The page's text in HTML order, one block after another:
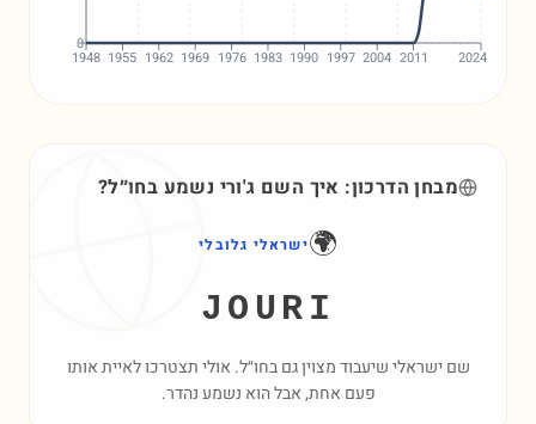
1948 1955 1962 1969 1976 1983 1990 1997 2004 2011 2024
0
מבחן הדרכון: איך השם ג'ורי נשמע בחו״ל?
🌍ישראלי גלובלי
JOURI
שם ישראלי שיעבוד מצוין גם בחו״ל. אולי תצטרכו לאיית אותו
פעם אחת, אבל הוא נשמע נהדר.